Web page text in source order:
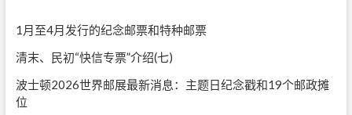
1月至4月发行的纪念邮票和特种邮票
清末、民初“快信专票”介绍(七)
波士顿2026世界邮展最新消息：主题日纪念戳和19个邮政摊
位